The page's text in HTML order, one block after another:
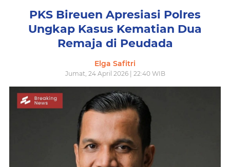
PKS Bireuen Apresiasi Polres
Ungkap Kasus Kematian Dua
Remaja di Peudada
Elga Safitri
Jumat, 24 April 2026 | 22:40 WIB